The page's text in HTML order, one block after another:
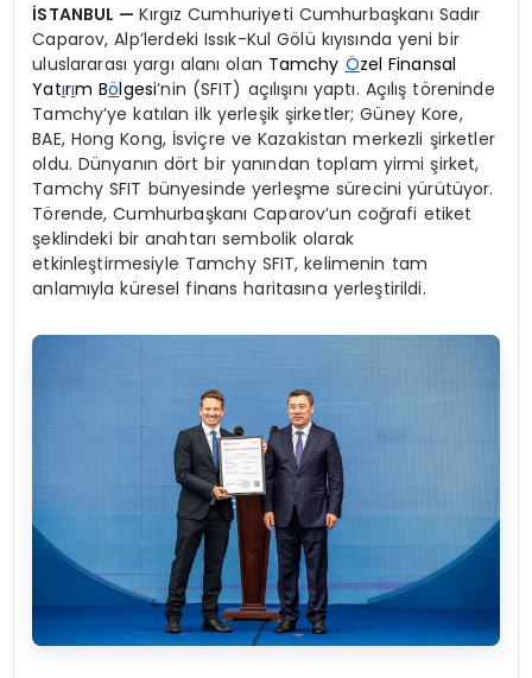
İSTANBUL —Kırgız Cumhuriyeti Cumhurbaşkanı Sadır
Caparov, Alp’lerdeki Issık-Kul Gölü kıyısında yeni bir
uluslararası yargı alanı olan Tamchy Özel Finansal
Yatırım Bölgesi’nin (SFIT) açılışını yaptı. Açılış töreninde
Tamchy’ye katılan ilk yerleşik şirketler; Güney Kore,
BAE, Hong Kong, İsviçre ve Kazakistan merkezli şirketler
oldu. Dünyanın dört bir yanından toplam yirmi şirket,
Tamchy SFIT bünyesinde yerleşme sürecini yürütüyor.
Törende, Cumhurbaşkanı Caparov’un coğrafi etiket
şeklindeki bir anahtarı sembolik olarak
etkinleştirmesiyle Tamchy SFIT, kelimenin tam
anlamıyla küresel finans haritasına yerleştirildi.